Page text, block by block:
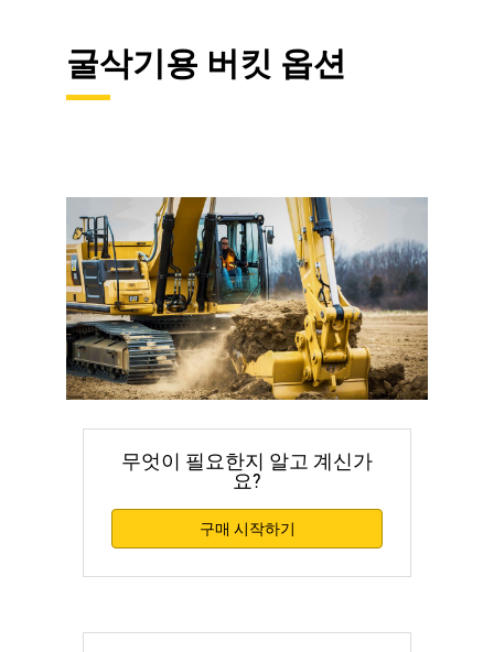
굴삭기용 버킷 옵션
무엇이 필요한지 알고 계신가
요?
구매 시작하기